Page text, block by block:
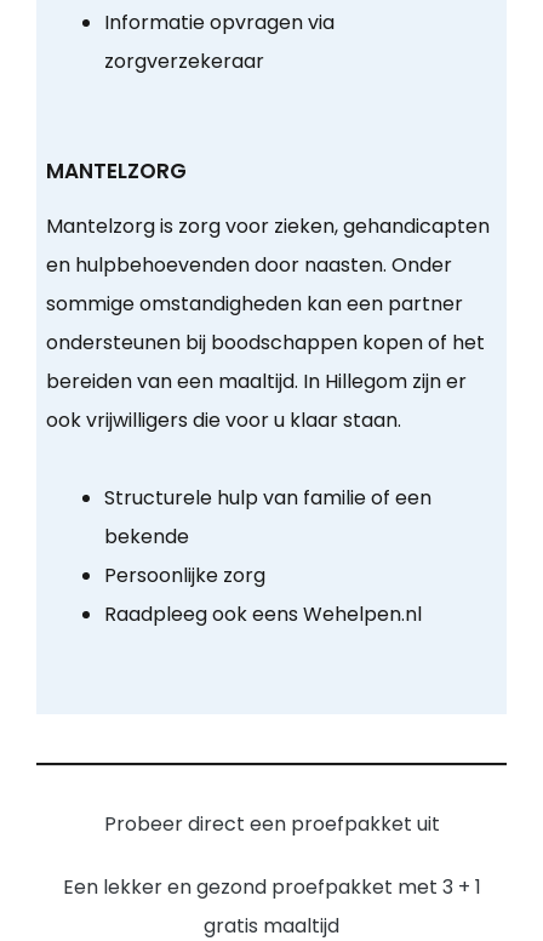
Informatie opvragen via
zorgverzekeraar
MANTELZORG
Mantelzorg is zorg voor zieken, gehandicapten
en hulpbehoevenden door naasten. Onder
sommige omstandigheden kan een partner
ondersteunen bij boodschappen kopen of het
bereiden van een maaltijd. In Hillegom zijn er
ook vrijwilligers die voor u klaar staan.
Structurele hulp van familie of een
bekende
Persoonlijke zorg
Raadpleeg ook eens Wehelpen.nl
Probeer direct een proefpakket uit
Een lekker en gezond proefpakket met 3 + 1
gratis maaltijd